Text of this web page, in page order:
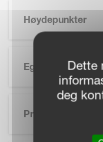
Høydepunkter
Egenskaper
Presisjonslandbruk
Dette
deg